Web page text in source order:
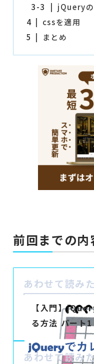
3-3
jQuery
4
cssを適用
5
まとめ
前回までの内
あわせて読み
【入門】
る方法 パート1
あわせて読み